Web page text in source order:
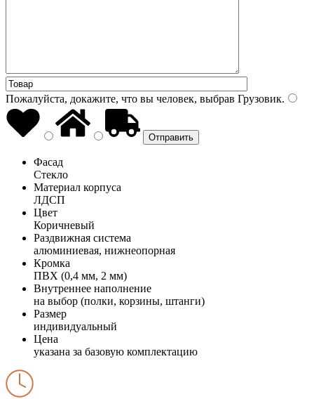
Пожалуйста, докажите, что вы человек, выбрав Грузовик.
Фасад
Стекло
Материал корпуса
ЛДСП
Цвет
Коричневый
Раздвижная система
алюминиевая, нижнеопорная
Кромка
ПВХ (0,4 мм, 2 мм)
Внутреннее наполнение
на выбор (полки, корзины, штанги)
Размер
индивидуальный
Цена
указана за базовую комплектацию